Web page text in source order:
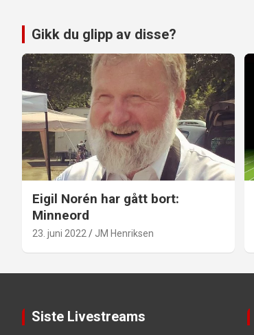
Gikk du glipp av disse?
Eigil Norén har gått bort:
Minneord
23. juni 2022 JM Henriksen
Siste Livestreams